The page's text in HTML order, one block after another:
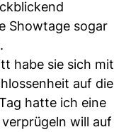
Showtage sogar
habe sie sich mit
auf die
hatte ich eine
will auf